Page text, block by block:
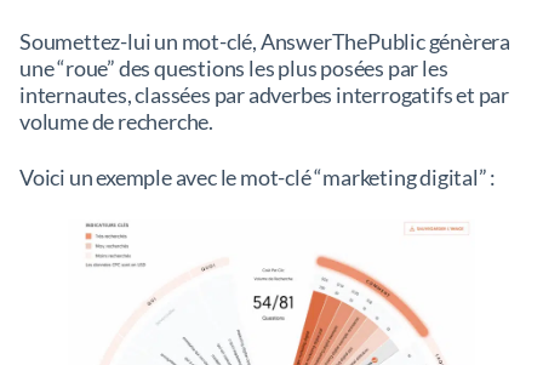
Soumettez-lui un mot-clé, AnswerThePublic génèrera
une “roue” des questions les plus posées par les
internautes, classées par adverbes interrogatifs et par
volume de recherche.
Voici un exemple avec le mot-clé “marketing digital” :